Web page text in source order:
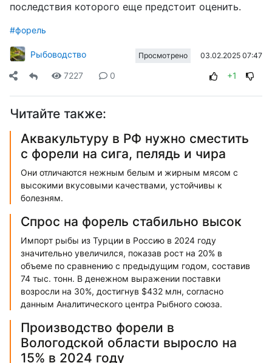
последствия которого еще предстоит оценить.
#форель
Рыбоводство Просмотрено 03.02.2025 07:47
7227 0 +1
Читайте также:
Аквакультуру в РФ нужно сместить
с форели на сига, пелядь и чира
Они отличаются нежным белым и жирным мясом с
высокими вкусовыми качествами, устойчивы к
болезням.
Спрос на форель стабильно высок
Импорт рыбы из Турции в Россию в 2024 году
значительно увеличился, показав рост на 20% в
объеме по сравнению с предыдущим годом, составив
74 тыс. тонн. В денежном выражении поставки
возросли на 30%, достигнув $432 млн, согласно
данным Аналитического центра Рыбного союза.
Производство форели в
Вологодской области выросло на
15% в 2024 году